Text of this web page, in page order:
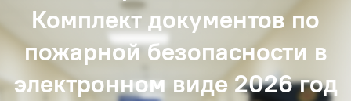
Комплект документов по
пожарной безопасности в
электронном виде 2026 год